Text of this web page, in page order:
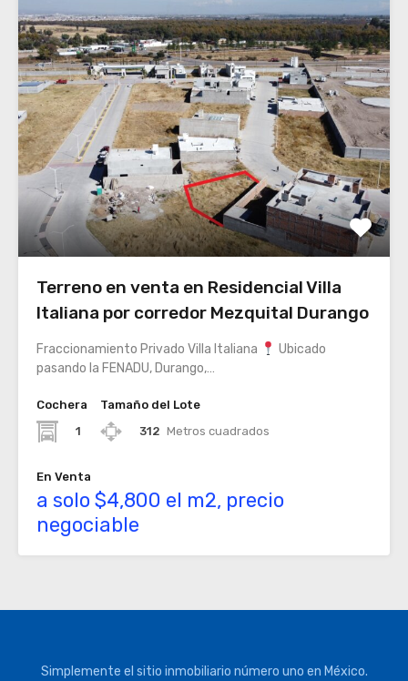
Terreno en venta en Residencial Villa
Italiana por corredor Mezquital Durango
Fraccionamiento Privado Villa Italiana
Ubicado
pasando la FENADU, Durango,…
Cochera
1
Tamaño del Lote
312 Metros cuadrados
En Venta
a solo $4,800 el m2, precio
negociable
Simplemente el sitio inmobiliario número uno en México.